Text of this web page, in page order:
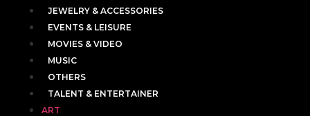
JEWELRY & ACCESSORIES
EVENTS & LEISURE
MOVIES & VIDEO
MUSIC
OTHERS
TALENT & ENTERTAINER
ART